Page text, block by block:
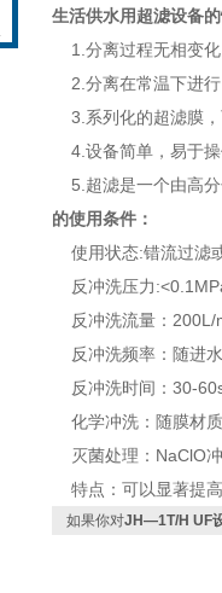
生活供水用超滤设备
1.分离过程无相变
2.分离在常温下进行
3.系列化的超滤膜，
4.设备简单，易于
5.超滤是一个由高分
的使用条件：
使用状态:错流过滤
反冲洗压力
反冲洗流量：200L/
反冲洗频率：随进
反冲洗时间：30-
化学冲洗：随膜材
灭菌处理：NaClO
特点：可以显著提
如果你对JH—1T/H UF